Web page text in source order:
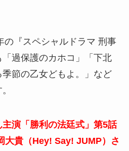
の『スペシャルドラマ 刑事
過保護のカホコ」「下北
節の乙女どもよ。」など
演「勝利の法廷式」第5話
大貴（Hey! Say! JUMP）さ